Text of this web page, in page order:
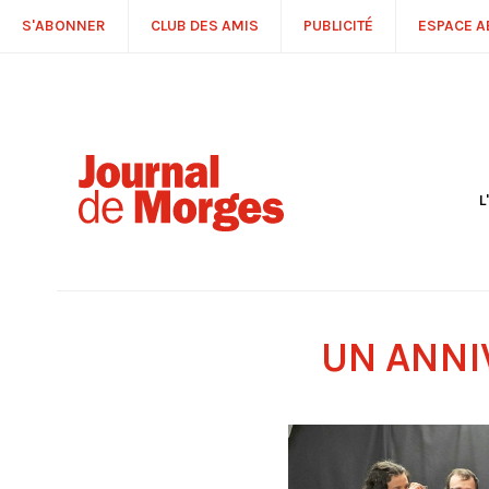
S'ABONNER CLUB DES AMIS PUBLICITÉ ESPACE
UN